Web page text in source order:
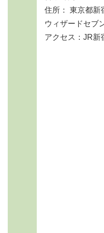
住所： 東京都新
ウィザードセブ
アクセス：JR新